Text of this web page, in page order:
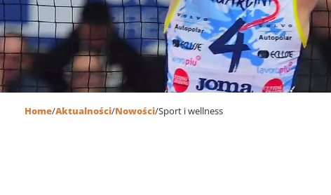
Home/Aktualności/Nowości/Sport i wellness